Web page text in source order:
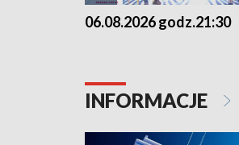
06.08.2026 godz.21:30
INFORMACJE